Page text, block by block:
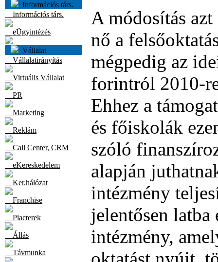
Információs társ.
Információs társ.
eÜgyintézés
Vállalat
Vállalatirányítás
Virtuális Vállalat
PR
Marketing
Reklám
Call Center, CRM
eKereskedelem
Ker.hálózat
Franchise
Piacterek
Állás
Távmunka
A módosítás
nő a
mégpedig az
forintról 2010-
Ehhez a
és főiskolák
szóló
alapján
intézmény
jelentősen latba
intézmény,